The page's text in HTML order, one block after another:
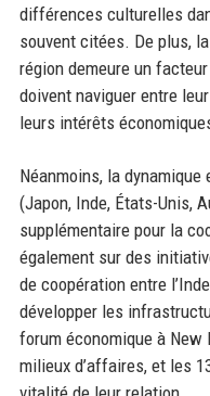
différences culturelles
souvent citées. De plus,
région demeure un
doivent naviguer entre
leurs intérêts
Néanmoins, la
(Japon, Inde, États-Unis,
supplémentaire pour la
également sur des
de coopération entre
développer les
forum économique à New
milieux d’affaires, et les